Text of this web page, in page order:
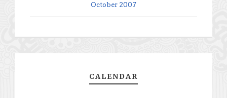
October 2007
CALENDAR